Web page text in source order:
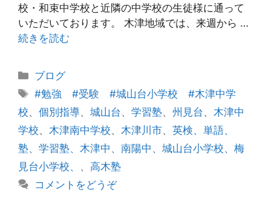
校・和束中学校と近隣の中学校の生徒様に通って
いただいております。 木津地域では、来週から …
続きを読む
カ
テ
リ
ー
ブログ
タ
グ
#勉強 #受験 #城山台小学校 #木津中学
校、 個別指導、 城山台 、 学習塾、 州見台 、 木津中
学校、 木津南中学校、 木津川市、 英検、単語、
塾、学習塾、木津中、南陽中、城山台小学校、梅
見台小学校、 、 高木塾
コメントをどうぞ